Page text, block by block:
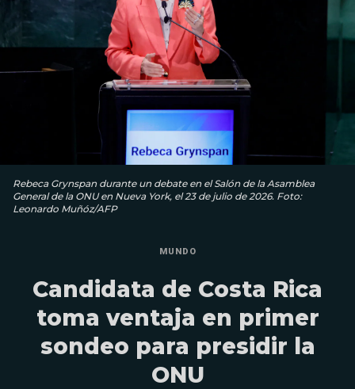
Rebeca Grynspan durante un debate en el Salón de la Asamblea
General de la ONU en Nueva York, el 23 de julio de 2026. Foto:
Leonardo Muñóz/AFP
MUNDO
Candidata de Costa Rica
toma ventaja en primer
sondeo para presidir la
ONU